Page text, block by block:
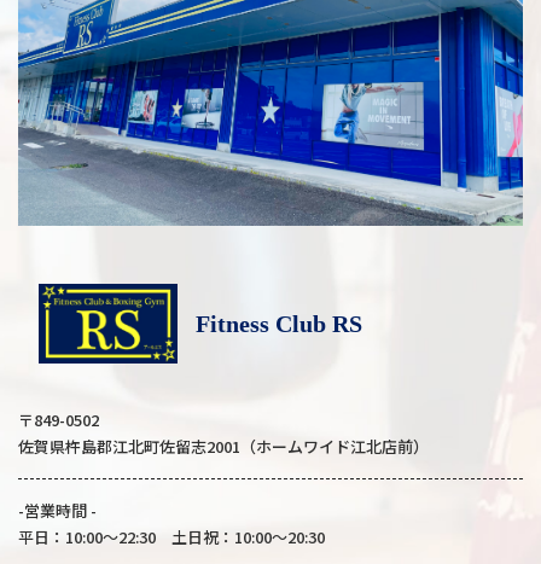
Fitness Club RS
〒849-0502
佐賀県杵島郡江北町佐留志2001（ホームワイド江北店前）
-営業時間 -
平日：10:00～22:30 土日祝：10:00～20:30